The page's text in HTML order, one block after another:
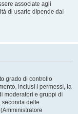
associate agli
di usarle dipende dai
grado di controllo
inclusi i permessi, la
moderatori e gruppi di
seconda delle